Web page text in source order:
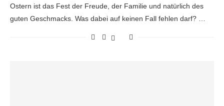
Ostern ist das Fest der Freude, der Familie und natürlich des
guten Geschmacks. Was dabei auf keinen Fall fehlen darf? …